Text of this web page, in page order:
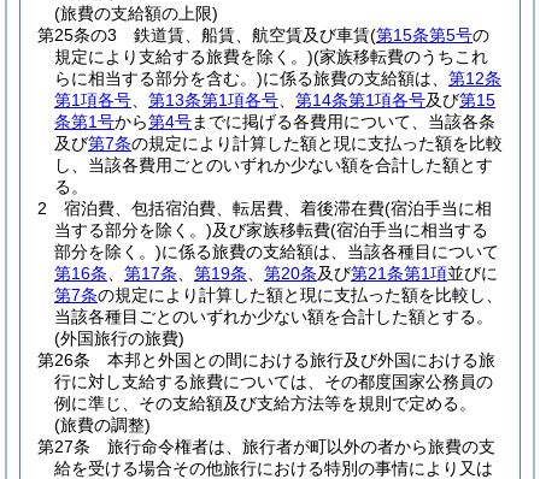
(旅費の支給額の上限)
第25条の3
鉄道賃、船賃、航空賃及び車賃(第15条第5号の
規定により支給する旅費を除く。)(家族移転費のうちこれ
らに相当する部分を含む。)に係る旅費の支給額は、 第12条
第1項各号
第13条第1項各号 第14条第1項各号及び第15
条第1号から第4号までに掲げる各費用について、当該各条
及び第7条の規定により計算した額と現に支払った額を比較
し、当該各費用ごとのいずれか少ない額を合計した額とす
る。
2
宿泊費、包括宿泊費、転居費、着後滞在費(宿泊手当に相
当する部分を除く。)及び家族移転費(宿泊手当に相当する
部分を除く。)に係る旅費の支給額は、当該各種目について
第16条
第17条 第19条 第20条及び第21条第1項並びに
第7条の規定により計算した額と現に支払った額を比較し、
当該各種目ごとのいずれか少ない額を合計した額とする。
(外国旅行の旅費)
第26条
本邦と外国との間における旅行及び外国における旅
行に対し支給する旅費については、その都度国家公務員の
例に準じ、その支給額及び支給方法等を規則で定める。
(旅費の調整)
第27条
旅行命令権者は、旅行者が町以外の者から旅費の支
給を受ける場合その他旅行における特別の事情により又は